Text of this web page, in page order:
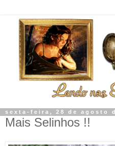
sexta-feira, 28 de agosto
Mais Selinhos !!